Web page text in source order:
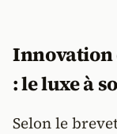
Innovation
: le luxe à
Selon le